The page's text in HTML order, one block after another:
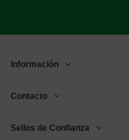
Información
Contacto
Sellos de Confianza